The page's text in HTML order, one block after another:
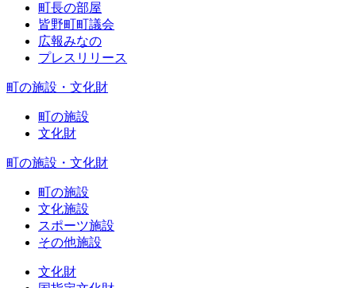
町長の部屋
皆野町町議会
広報みなの
プレスリリース
町の施設・文化財
町の施設
文化財
町の施設・文化財
町の施設
文化施設
スポーツ施設
その他施設
文化財